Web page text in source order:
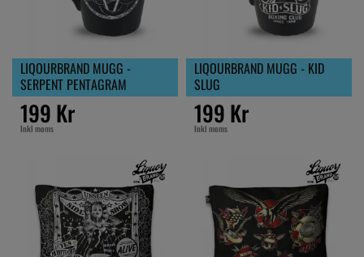
LIQOURBRAND MUGG -
SERPENT PENTAGRAM
199 Kr
Inkl moms
LIQOURBRAND MUGG - KID
SLUG
199 Kr
Inkl moms